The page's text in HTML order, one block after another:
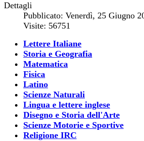
Dettagli
Pubblicato: Venerdì, 25 Giugno
Visite: 56751
Lettere Italiane
Storia e Geografia
Matematica
Fisica
Latino
Scienze Naturali
Lingua e lettere inglese
Disegno e Storia dell'Arte
Scienze Motorie e Sportive
Religione IRC